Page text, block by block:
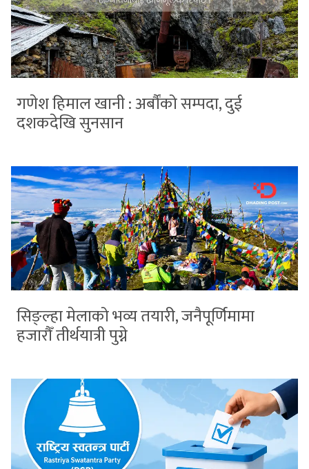
गणेश हिमाल खानी : अर्बौंको सम्पदा, दुई
दशकदेखि सुनसान
सिङ्ल्हा मेलाको भव्य तयारी, जनैपूर्णिमामा
हजारौँ तीर्थयात्री पुग्ने